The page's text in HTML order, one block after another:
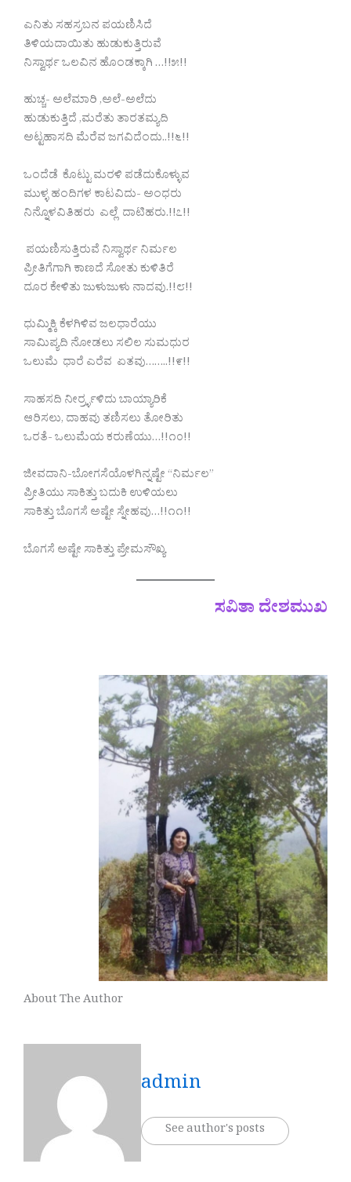
ಎನಿತು ಸಹಸ್ರಬನ ಪಯಣಿಸಿದೆ
ತಿಳಿಯದಾಯಿತು ಹುಡುಕುತ್ತಿರುವೆ
ನಿಸ್ವಾರ್ಥ ಒಲವಿನ ಹೊಂಡಕ್ಕಾಗಿ …!!೫!!
ಹುಚ್ಚ- ಅಲೆಮಾರಿ ,ಅಲೆ-ಅಲೆದು
ಹುಡುಕುತ್ತಿದೆ ,ಮರೆತು ತಾರತಮ್ಯದಿ
ಅಟ್ಟಹಾಸದಿ ಮೆರೆವ ಜಗವಿದೆಂದು..!!೬!!
ಒಂದೆಡೆ ಕೊಟ್ಟು ಮರಳಿ ಪಡೆದುಕೊಳ್ಳುವ
ಮುಳ್ಳ ಹಂದಿಗಳ ಕಾಟವಿದು- ಅಂಧರು
ನಿನ್ನೊಳವಿತಿಹರು ಎಲ್ಲೆ ದಾಟಿಹರು.!!೭!!
ಪಯಣಿಸುತ್ತಿರುವೆ ನಿಸ್ವಾರ್ಥ ನಿರ್ಮಲ
ಪ್ರೀತಿಗೆಗಾಗಿ ಕಾಣದೆ ಸೋತು ಕುಳಿತಿರೆ
ದೂರ ಕೇಳಿತು ಜುಳುಜುಳು ನಾದವು.!!೮!!
ಧುಮ್ಮಿಕ್ಕಿ ಕೆಳಗಿಳಿವ ಜಲಧಾರೆಯು
ಸಾಮಿಪ್ಯದಿ ನೋಡಲು ಸಲಿಲ ಸುಮಧುರ
ಒಲುಮೆ ಧಾರೆ ಎರೆವ ಏತವು……..!!೯!!
ಸಾಹಸದಿ ನೀರ್ರ್ರ್ಳಳಿದು ಬಾಯ್ಯಾರಿಕೆ
ಆರಿಸಲು, ದಾಹವು ತಣಿಸಲು ತೋರಿತು
ಒರತೆ- ಒಲುಮೆಯ ಕರುಣೆಯು…!!೧೦!!
ಜೀವದಾನಿ-ಬೋಗಸೆಯೊಳಗಿನ್ನಷ್ಟೇ “ನಿರ್ಮಲ”
ಪ್ರೀತಿಯು ಸಾಕಿತ್ತು ಬದುಕಿ ಉಳಿಯಲು
ಸಾಕಿತ್ತು ಬೊಗಸೆ ಅಷ್ಟೇ ಸ್ನೇಹವು…!!೧೧!!
ಬೊಗಸೆ ಅಷ್ಟೇ ಸಾಕಿತ್ತು ಪ್ರೇಮಸೌಖ್ಯ
ಸವಿತಾ ದೇಶಮುಖ
About The Author
admin
See author's posts